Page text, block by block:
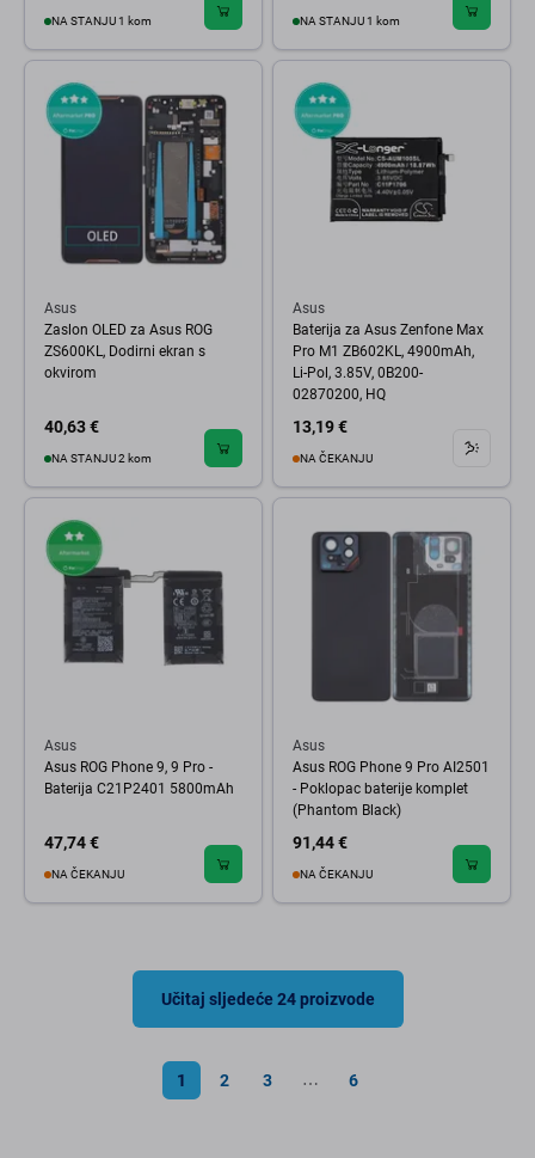
NA STANJU 1 kom NA STANJU 1 kom
Asus
Zaslon OLED za Asus ROG
ZS600KL, Dodirni ekran s
okvirom
40,63 €
NA STANJU 2 kom
Asus
Baterija za Asus Zenfone Max
Pro M1 ZB602KL, 4900mAh,
Li-Pol, 3.85V, 0B200-
02870200, HQ
13,19 €
NA ČEKANJU
Asus
Asus ROG Phone 9, 9 Pro -
Baterija C21P2401 5800mAh
47,74 €
NA ČEKANJU
Asus
Asus ROG Phone 9 Pro AI2501
- Poklopac baterije komplet
(Phantom Black)
91,44 €
NA ČEKANJU
Učitaj sljedeće 24 proizvode
1 2 3 ⋯ 6